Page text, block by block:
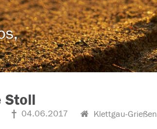
Stoll
04.06.2017 Klettgau-Grießen